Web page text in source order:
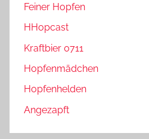
Feiner Hopfen
HHopcast
Kraftbier 0711
Hopfenmädchen
Hopfenhelden
Angezapft